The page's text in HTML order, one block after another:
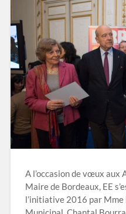
A l’occasion de vœux aux
Maire de Bordeaux, EE
l’initiative 2016 par